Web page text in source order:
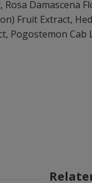
Damascena
Fruit Extract,
Pogostemon